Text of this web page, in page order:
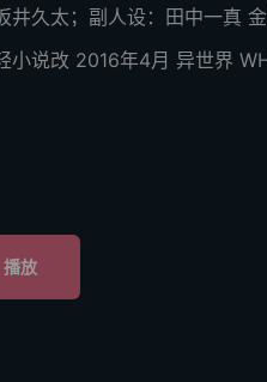
井久太；副人设：田中一真
小说改 2016年4月 异世界
播放